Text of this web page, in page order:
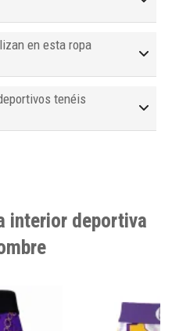
en esta ropa
tenéis
interior deportiva